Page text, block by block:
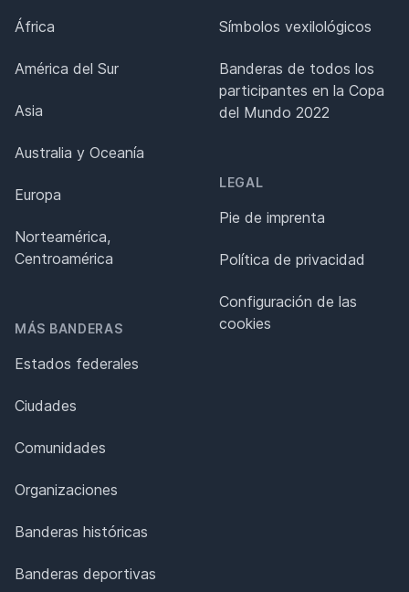
África
América del Sur
Asia
Australia y Oceanía
Europa
Norteamérica,
Centroamérica
MÁS BANDERAS
Estados federales
Ciudades
Comunidades
Organizaciones
Banderas históricas
Banderas deportivas
Símbolos vexilológicos
Banderas de todos los
participantes en la Copa
del Mundo 2022
LEGAL
Pie de imprenta
Política de privacidad
Configuración de las
cookies